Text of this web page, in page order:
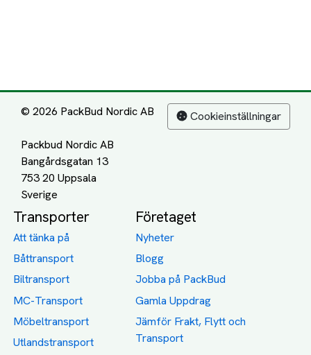
© 2026 PackBud Nordic AB
Packbud Nordic AB
Bangårdsgatan 13
753 20 Uppsala
Cookieinställningar
Transporter
Att tänka på
Båttransport
Biltransport
MC-Transport
Möbeltransport
Utlandstransport
Företaget
Nyheter
Blogg
Jobba på PackBud
Gamla Uppdrag
Jämför Frakt, Flytt och
Transport